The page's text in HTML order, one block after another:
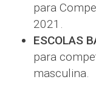
para
2021.
ESCOLAS
para
masculina.